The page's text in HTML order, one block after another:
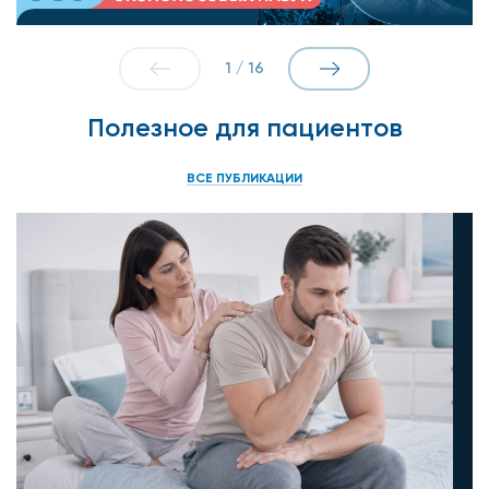
ТТГ (тиреотропный гормон)
Ферритин
Холестерин общий
Холестерин-ЛПВП
Холестерин-ЛПНП
Щелочная фосфатаза
1 / 16
Полезное для пациентов
ВСЕ ПУБЛИКАЦИИ